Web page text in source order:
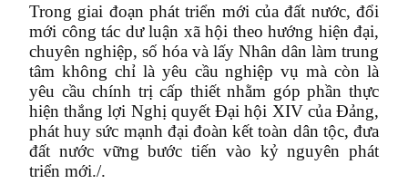
Trong giai đoạn phát triển mới của đất nước, đổi
mới công tác dư luận xã hội theo hướng hiện đại,
chuyên nghiệp, số hóa và lấy Nhân dân làm trung
tâm không chỉ là yêu cầu nghiệp vụ mà còn là
yêu cầu chính trị cấp thiết nhằm góp phần thực
hiện thắng lợi Nghị quyết Đại hội XIV của Đảng,
phát huy sức mạnh đại đoàn kết toàn dân tộc, đưa
đất nước vững bước tiến vào kỷ nguyên phát
triển mới./.